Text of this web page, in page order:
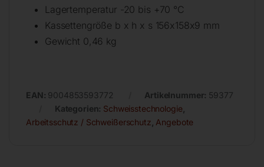
Lagertemperatur -20 bis +70 °C
Kassettengröße b x h x s 156x158x9 mm
Gewicht 0,46 kg
EAN: 9004853593772 Artikelnummer: 59377
Kategorien: Schweisstechnologie
Arbeitsschutz / Schweißerschutz Angebote